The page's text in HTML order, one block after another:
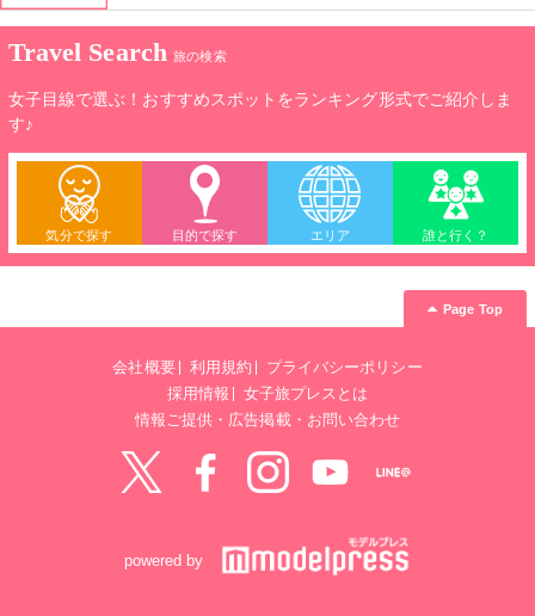
ス、漆器など数多く取り揃えている。
Travel Search 旅の検索
女子目線で選ぶ！おすすめスポットをランキング形式でご紹介しま
す♪
気分で探す 目的で探す エリア 誰と行く？
Page Top
会社概要 利用規約
プライバシーポリシー
採用情報
女子旅プレスとは
情報ご提供・広告掲載・お問い合わせ
powered by